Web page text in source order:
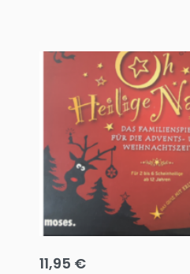
Oh, heilige Nacht!
11,95 €